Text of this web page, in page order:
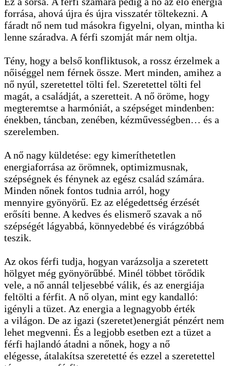
forrása, ahová újra és újra visszatér töltekezni. A
fáradt nő nem tud másokra figyelni, olyan, mintha ki
lenne száradva. A férfi szomját már nem oltja.
Tény, hogy a belső konfliktusok, a rossz érzelmek a
nőiséggel nem férnek össze. Mert minden, amihez a
nő nyúl, szeretettel tölti fel. Szeretettel tölti fel
magát, a családját, a szeretteit. A nő öröme, hogy
megteremtse a harmóniát, a szépséget mindenben:
énekben, táncban, zenében, kézművességben… és a
szerelemben.
A nő nagy küldetése: egy kimeríthetetlen
energiaforrása az örömnek, optimizmusnak,
szépségnek és fénynek az egész család számára.
Minden nőnek fontos tudnia arról, hogy
mennyire gyönyörű. Ez az elégedettség érzését
erősíti benne. A kedves és elismerő szavak a nő
szépségét lágyabbá, könnyedebbé és virágzóbbá
teszik.
Az okos férfi tudja, hogyan varázsolja a szeretett
hölgyet még gyönyörűbbé. Minél többet törődik
vele, a nő annál teljesebbé válik, és az energiája
feltölti a férfit. A nő olyan, mint egy kandalló:
igényli a tüzet. Az energia a legnagyobb érték
a világon. De az igazi (szeretet)energiát pénzért nem
lehet megvenni. És a legjobb esetben ezt a tüzet a
férfi hajlandó átadni a nőnek, hogy a nő
elégesse, átalakítsa szeretetté és ezzel a szeretettel